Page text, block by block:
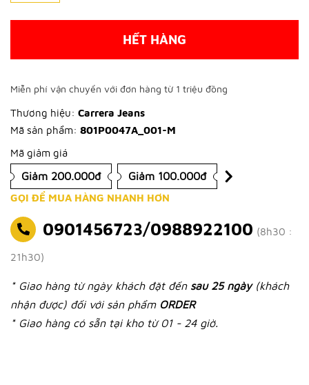
HẾT HÀNG
Miễn phí vận chuyển với đơn hàng từ 1 triệu đồng
Thương hiệu: Carrera Jeans
Mã sản phẩm: 801P0047A_001-M
Mã giảm giá
Giảm 200.000đ Giảm 100.000đ
GỌI ĐỂ MUA HÀNG NHANH HƠN
0901456723/0988922100 (8h30 :
21h30)
* Giao hàng từ ngày khách đặt đến sau 25 ngày (khách
nhận được) đối với sản phẩm ORDER
* Giao hàng có sẵn tại kho từ 01 - 24 giờ.